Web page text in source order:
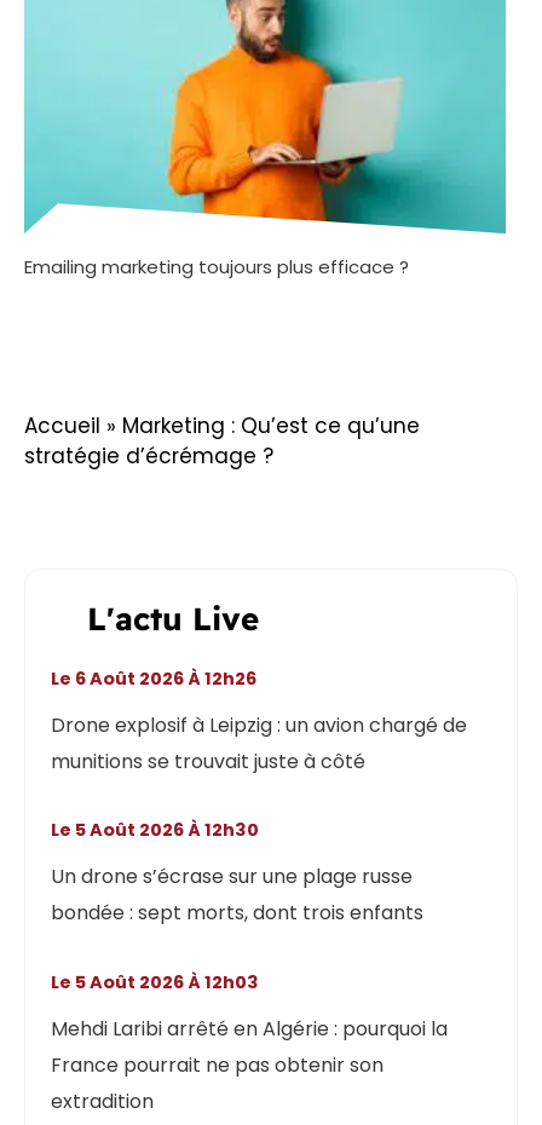
Emailing marketing toujours plus efficace ?
Accueil » Marketing : Qu’est ce qu’une
stratégie d’écrémage ?
L'actu Live
Drone explosif à Leipzig : un avion chargé de
munitions se trouvait juste à côté
Le 6 Août 2026 À 12h26
Un drone s’écrase sur une plage russe
bondée : sept morts, dont trois enfants
Le 5 Août 2026 À 12h30
Mehdi Laribi arrêté en Algérie : pourquoi la
France pourrait ne pas obtenir son
extradition
Le 5 Août 2026 À 12h03